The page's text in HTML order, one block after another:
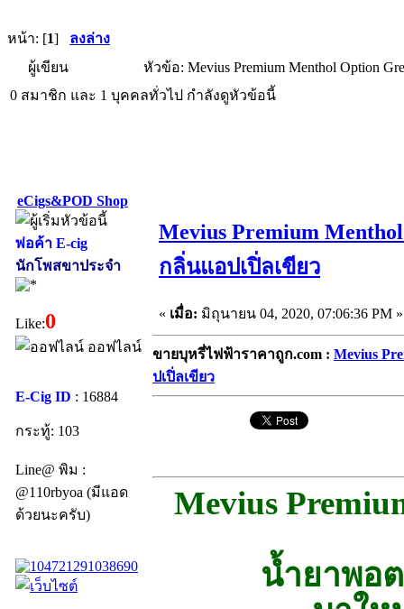
หน้า: [1] ลงล่าง
ผู้เขียน
หัวข้อ: Mevius Premium Menthol Option
0 สมาชิก และ 1 บุคคลทั่วไป กำลังดูหัวข้อนี้
eCigs&POD Shop
พ่อค้า E-cig
นักโพสขาประจำ
Like:0
ออฟไลน์
E-Cig ID : 16884
กระทู้: 103
Line@ พิม :
@110rbyoa (มีแอด
ด้วยนะครับ)
Mevius Premium
กลิ่นแอปเปิ่ลเขียว
« เมื่อ: มิถุนายน 04, 2020, 07:06:36 PM »
ขายบุหรี่ไฟฟ้าราคาถูก.com : Mevius
ปเปิ่ลเขียว
Mevius
น้ำยาพอ